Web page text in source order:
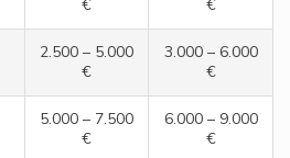
€
€
2.500 – 5.000
€
3.000 – 6.000
€
5.000 – 7.500
€
6.000 – 9.000
€